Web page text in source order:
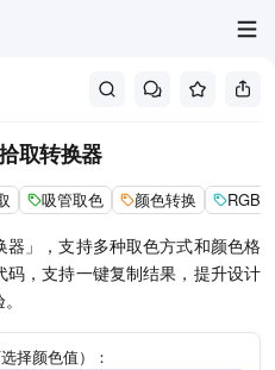
取转换器
吸管取色 颜色转换 RGB
」，支持多种取色方式和颜色格
，支持一键复制结果，提升设计
择颜色值）：